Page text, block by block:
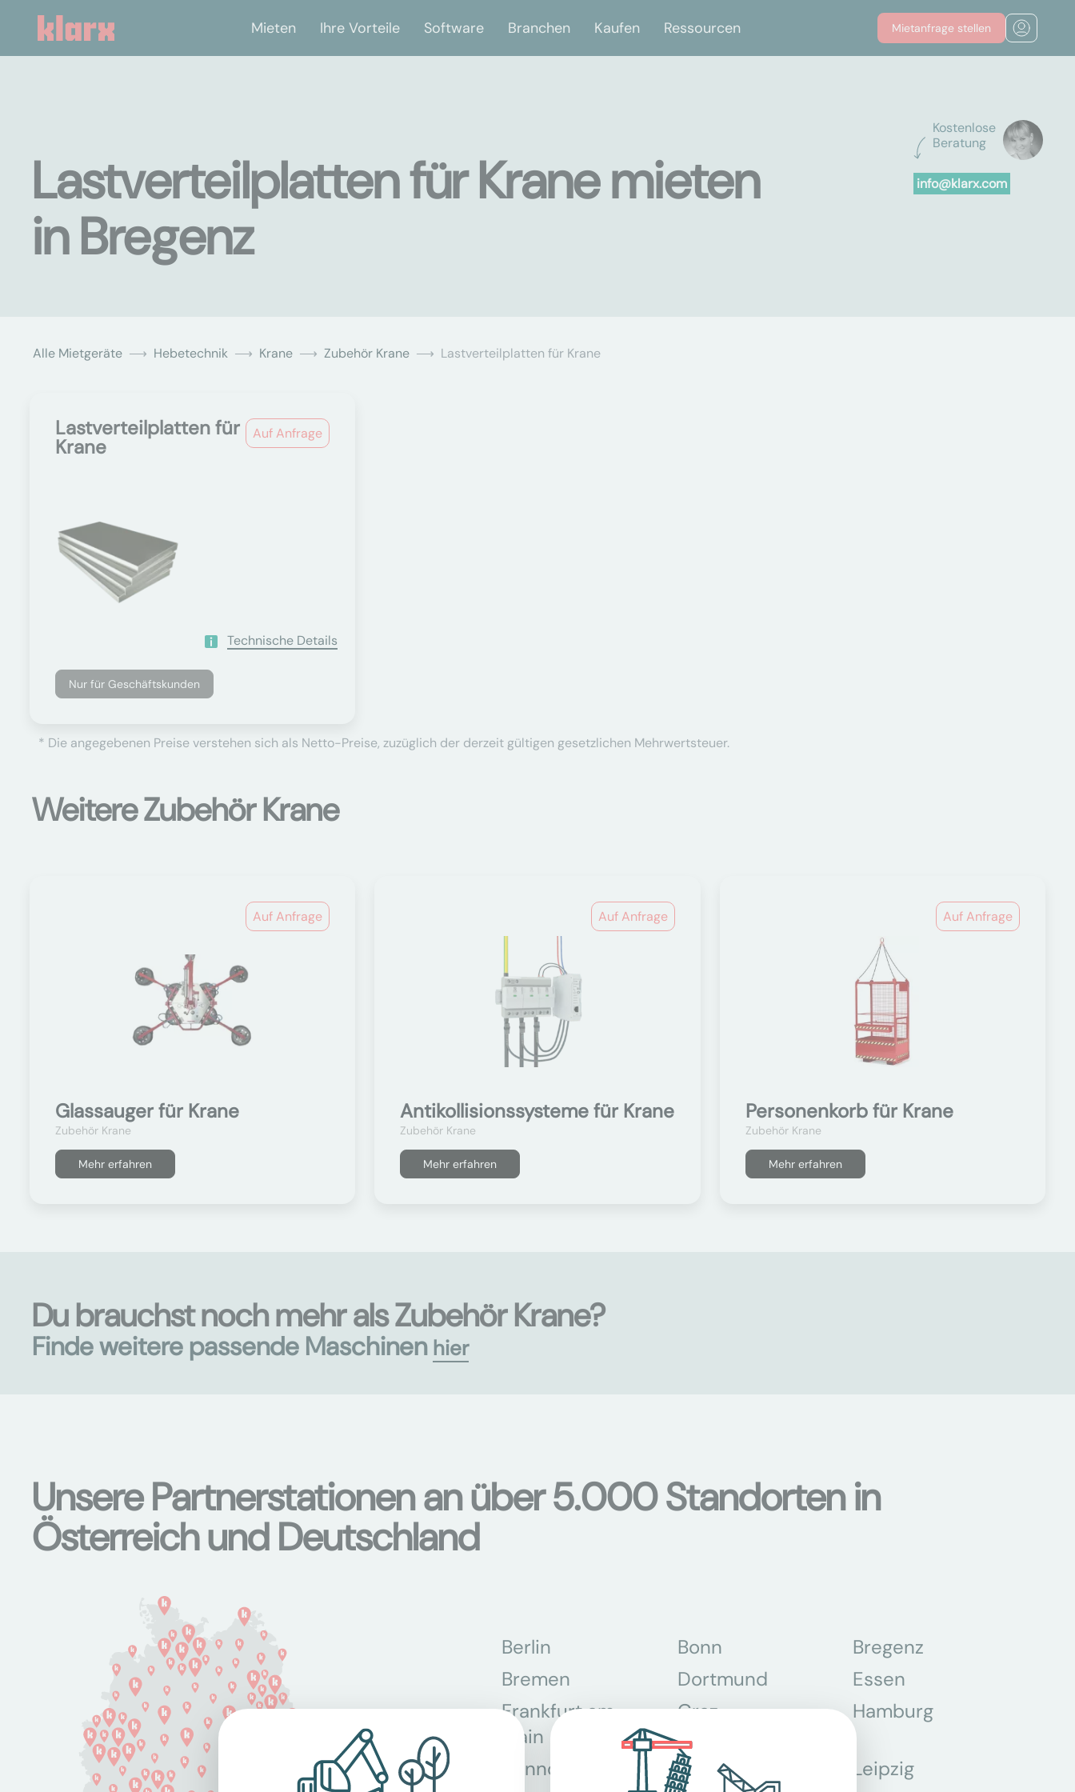
Mieten Ihre Vorteile Software Branchen Kaufen Ressourcen Mietanfrage stellen
Kostenlose
Beratung
info@klarx.com
Lastverteilplatten für Krane mieten
in Bregenz
Alle Mietgeräte Hebetechnik Krane Zubehör Krane Lastverteilplatten für Krane
Auf Anfrage
Lastverteilplatten für
Krane
Technische Details
Nur für Geschäftskunden
* Die angegebenen Preise verstehen sich als Netto-Preise, zuzüglich der derzeit gültigen gesetzlichen Mehrwertsteuer.
Weitere Zubehör Krane
Auf Anfrage
Glassauger für Krane
Zubehör Krane
Mehr erfahren
Auf Anfrage
Antikollisionssysteme für Krane
Zubehör Krane
Mehr erfahren
Auf Anfrage
Personenkorb für Krane
Zubehör Krane
Mehr erfahren
Du brauchst noch mehr als Zubehör Krane?
Finde weitere passende Maschinen hier
Unsere Partnerstationen an über 5.000 Standorten in
Österreich und Deutschland
Berlin Bonn
Bregenz
Bremen
Dortmund
Essen
Frankfurt am
Main
Graz Hamburg
Hannover Köln
Leipzig